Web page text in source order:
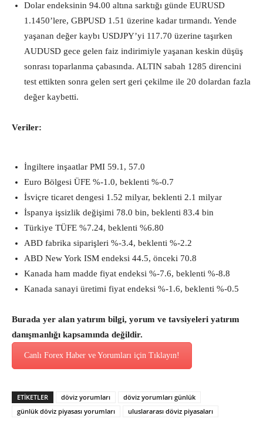
Dolar endeksinin 94.00 altına sarktığı günde EURUSD
1.1450’lere, GBPUSD 1.51 üzerine kadar tırmandı. Yende
yaşanan değer kaybı USDJPY’yi 117.70 üzerine taşırken
AUDUSD gece gelen faiz indirimiyle yaşanan keskin düşüş
sonrası toparlanma çabasında. ALTIN sabah 1285 direncini
test ettikten sonra gelen sert geri çekilme ile 20 dolardan fazla
değer kaybetti.
Veriler:
İngiltere inşaatlar PMI 59.1, 57.0
Euro Bölgesi ÜFE %-1.0, beklenti %-0.7
İsviçre ticaret dengesi 1.52 milyar, beklenti 2.1 milyar
İspanya işsizlik değişimi 78.0 bin, beklenti 83.4 bin
Türkiye TÜFE %7.24, beklenti %6.80
ABD fabrika siparişleri %-3.4, beklenti %-2.2
ABD New York ISM endeksi 44.5, önceki 70.8
Kanada ham madde fiyat endeksi %-7.6, beklenti %-8.8
Kanada sanayi üretimi fiyat endeksi %-1.6, beklenti %-0.5
Burada yer alan yatırım bilgi, yorum ve tavsiyeleri yatırım
danışmanlığı kapsamında değildir.
Canlı Forex Haber ve Yorumları için Tıklayın!
ETİKETLER döviz yorumları
döviz yorumları günlük
günlük döviz piyasası yorumları
uluslararası döviz piyasaları